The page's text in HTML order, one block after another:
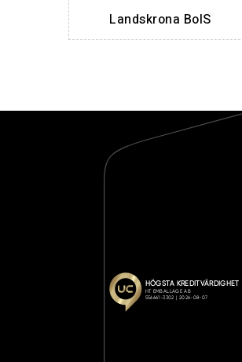
Landskrona BoIS